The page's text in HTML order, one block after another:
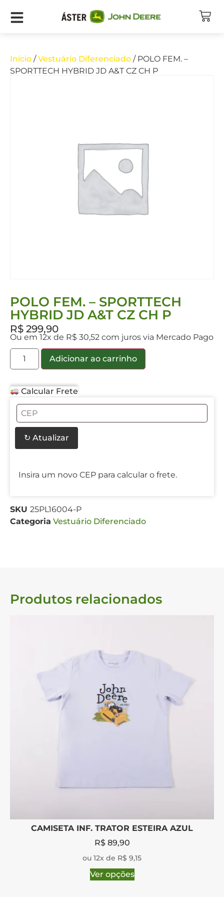
Início /Vestuário Diferenciado / POLO FEM. –
SPORTTECH HYBRID JD A&T CZ CH P
POLO FEM. – SPORTTECH
HYBRID JD A&T CZ CH P
R$ 299,90
Ou em 12x de R$ 30,52 com juros via Mercado Pago
Adicionar ao carrinho
Calcular Frete
↻ Atualizar
Insira um novo CEP para calcular o frete.
SKU 25PL16004-P
Categoria Vestuário Diferenciado
Produtos relacionados
CAMISETA INF. TRATOR ESTEIRA AZUL
R$89,90
ou 12x de R$ 9,15
Ver opções